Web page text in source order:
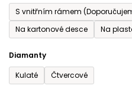
S vnitřním rámem
Na kartonové desce
Na
Diamanty
Kulaté
Čtvercové